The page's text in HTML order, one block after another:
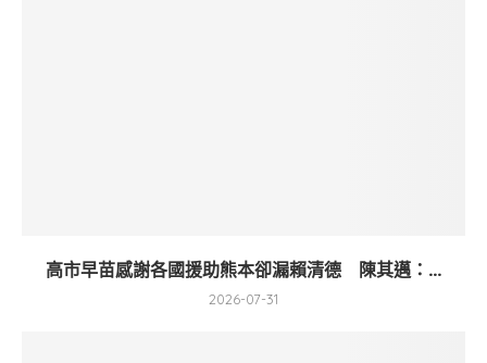
高市早苗感謝各國援助熊本卻漏賴清德 陳其邁：...
2026-07-31